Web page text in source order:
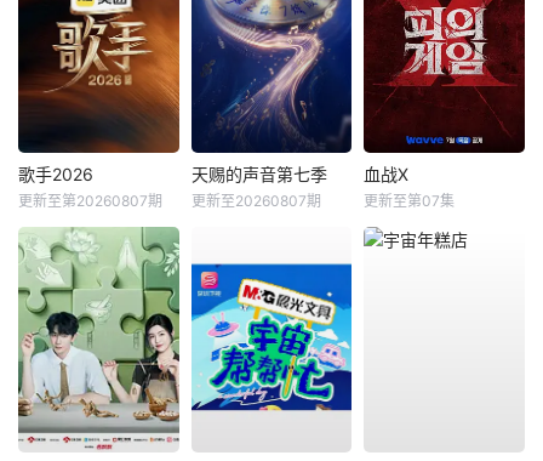
歌手2026
更新至第20260807期
天赐的声音第七季
更新至20260807期
血战X
更新至第07集